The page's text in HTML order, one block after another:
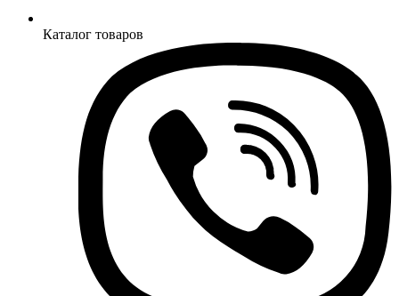
Каталог товаров